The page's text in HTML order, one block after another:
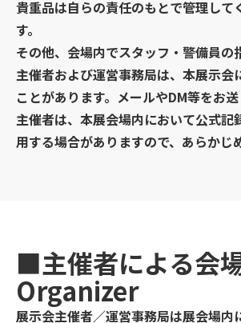
貴重品は自らの責任のもとで管理し
す。
その他、会場内でスタッフ・警備員
主催者および運営事務局は、本展示
ことがあります。メールやDM等をお
主催者は、本展会場内において公式
用する場合がありますので、あらかじ
■主催者による会
Organizer
展示会主催者／運営事務局は展会場内